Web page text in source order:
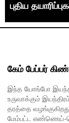
புதிய
கேம் பேப்பர்
இந்த யோங்போ
உருவாக்கும்
தரத்தை
மேம்பட்ட எண்ணெய்-